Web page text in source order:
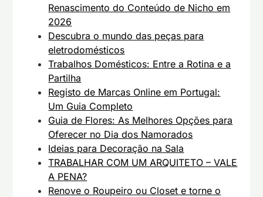
Renascimento do Conteúdo de Nicho em
2026
Descubra o mundo das peças para
eletrodomésticos
Trabalhos Domésticos: Entre a Rotina e a
Partilha
Registo de Marcas Online em Portugal:
Um Guia Completo
Guia de Flores: As Melhores Opções para
Oferecer no Dia dos Namorados
Ideias para Decoração na Sala
TRABALHAR COM UM ARQUITETO – VALE
A PENA?
Renove o Roupeiro ou Closet e torne o